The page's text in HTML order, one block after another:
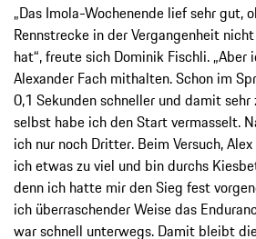
„Das Imola-Wochenende lief sehr gut,
Rennstrecke in der Vergangenheit
hat“, freute sich Dominik Fischli.
Alexander Fach mithalten. Schon im
0,1 Sekunden schneller und damit sehr
selbst habe ich den Start vermasselt.
ich nur noch Dritter. Beim Versuch,
ich etwas zu viel und bin durchs
denn ich hatte mir den Sieg fest
ich überraschender Weise das
war schnell unterwegs. Damit bleibt